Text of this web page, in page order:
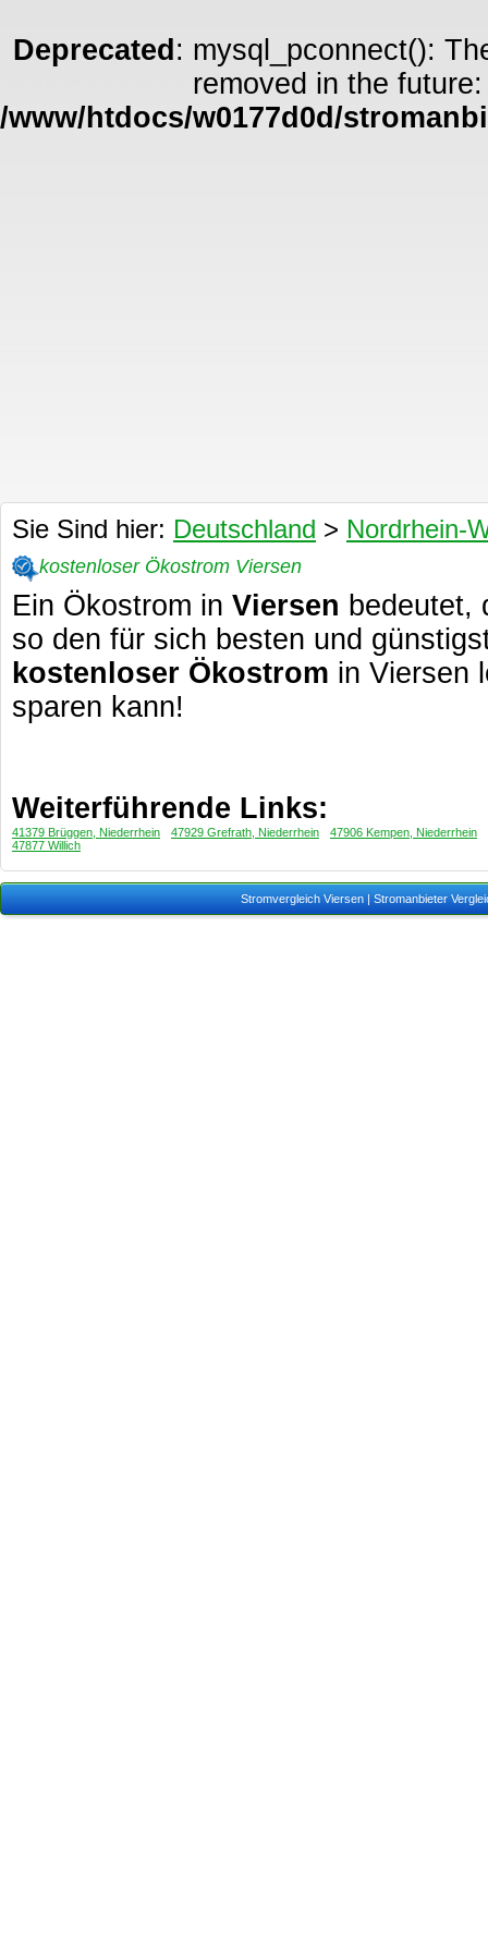
Deprecated : mysql_pconnect():
removed in the
/www/htdocs/w0177d0d/
Sie Sind hier: Deutschland > Nordrhein-
kostenloser Ökostrom Viersen
Ein Ökostrom in Viersen bedeutet,
so den für sich besten und
kostenloser Ökostrom in Viersen
sparen kann!
Weiterführende Links:
41379 Brüggen, Niederrhein 47929 Grefrath, Niederrhein
47906 Kempen, Niederrhein
47877 Willich
Stromvergleich Viersen| Stromanbieter